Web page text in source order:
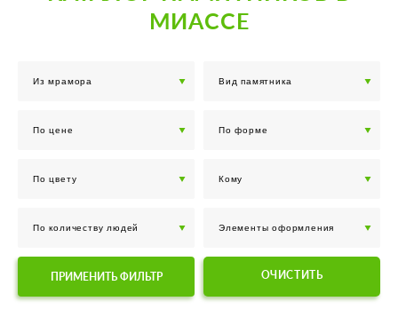
Воскресенье по договор.
МИАССЕ
ПРИМЕНИТЬ ФИЛЬТР ОЧИСТИТЬ